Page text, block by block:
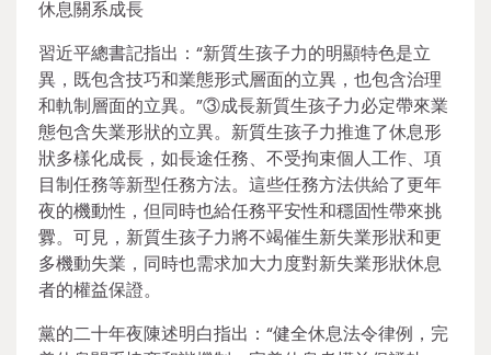
休息關系成長
習近平總書記指出：“新質生孩子力的明顯特色是立
異，既包含技巧和業態形式層面的立異，也包含治理
和軌制層面的立異。”③成長新質生孩子力必定帶來業
態包含失業形狀的立異。新質生孩子力推進了休息形
狀多樣化成長，如長途任務、不受拘束個人工作、項
目制任務等新型任務方法。這些任務方法供給了更年
夜的機動性，但同時也給任務平安性和穩固性帶來挑
釁。可見，新質生孩子力將不竭催生新失業形狀和更
多機動失業，同時也需求加大力度對新失業形狀休息
者的權益保證。
黨的二十年夜陳述明白指出：“健全休息法令律例，完